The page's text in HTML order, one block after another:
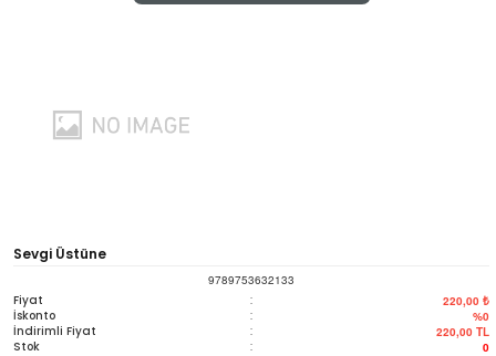
Sevgi Üstüne
9789753632133
Fiyat : 220,00 ₺
İskonto : %0
İndirimli Fiyat : 220,00 TL
Stok : 0